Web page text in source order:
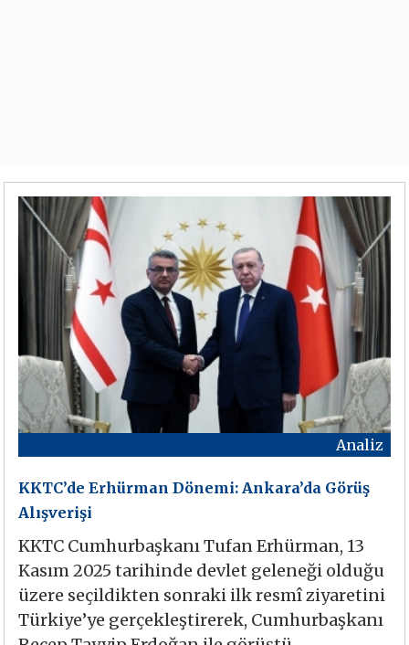
Analiz
KKTC’de Erhürman Dönemi: Ankara’da Görüş
Alışverişi
KKTC Cumhurbaşkanı Tufan Erhürman, 13
Kasım 2025 tarihinde devlet geleneği olduğu
üzere seçildikten sonraki ilk resmî ziyaretini
Türkiye’ye gerçekleştirerek, Cumhurbaşkanı